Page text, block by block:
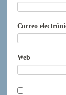
Correo
Web